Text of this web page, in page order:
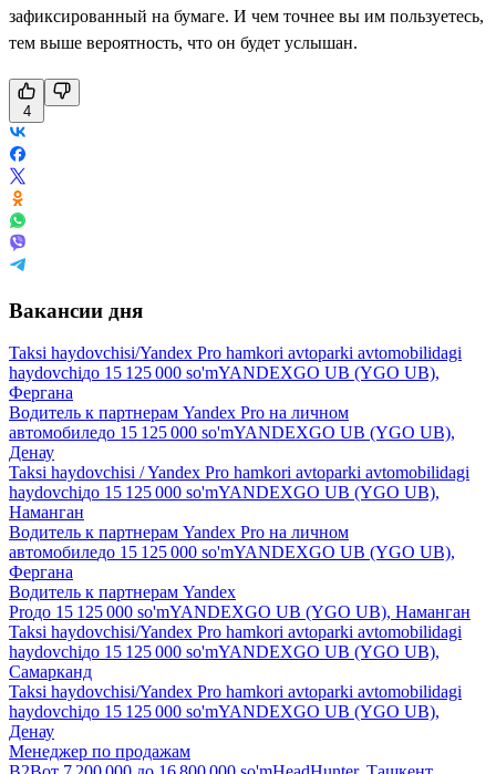
зафиксированный на бумаге. И чем точнее вы им пользуетесь,
тем выше вероятность, что он будет услышан.
4
Вакансии дня
Taksi haydovchisi/Yandex Pro hamkori avtoparki avtomobilidagi
haydovchiдо 15 125 000 so'mYANDEXGO UB (YGO UB),
Фергана
Водитель к партнерам Yandex Pro на личном
автомобиледо 15 125 000 so'mYANDEXGO UB (YGO UB),
Денау
Taksi haydovchisi / Yandex Pro hamkori avtoparki avtomobilidagi
haydovchiдо 15 125 000 so'mYANDEXGO UB (YGO UB),
Наманган
Водитель к партнерам Yandex Pro на личном
автомобиледо 15 125 000 so'mYANDEXGO UB (YGO UB),
Фергана
Водитель к партнерам Yandex
Proдо 15 125 000 so'mYANDEXGO UB (YGO UB), Наманган
Taksi haydovchisi/Yandex Pro hamkori avtoparki avtomobilidagi
haydovchiдо 15 125 000 so'mYANDEXGO UB (YGO UB),
Самарканд
Taksi haydovchisi/Yandex Pro hamkori avtoparki avtomobilidagi
haydovchiдо 15 125 000 so'mYANDEXGO UB (YGO UB),
Денау
Менеджер по продажам